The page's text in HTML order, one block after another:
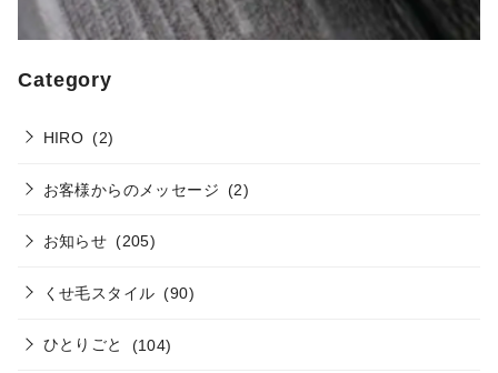
Category
HIRO (2)
お客様からのメッセージ (2)
お知らせ (205)
くせ毛スタイル (90)
ひとりごと (104)